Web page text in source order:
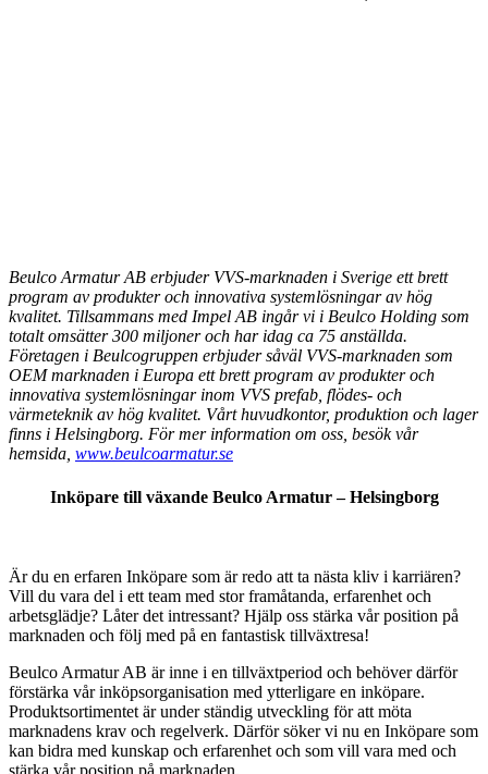
Beulco Armatur AB erbjuder VVS-marknaden i Sverige ett brett
program av produkter och innovativa systemlösningar av hög
kvalitet. Tillsammans med Impel AB ingår vi i Beulco Holding som
totalt omsätter 300 miljoner och har idag ca 75 anställda.
Företagen i Beulcogruppen erbjuder såväl VVS-marknaden som
OEM marknaden i Europa ett brett program av produkter och
innovativa systemlösningar inom VVS prefab, flödes- och
värmeteknik av hög kvalitet. Vårt huvudkontor, produktion och lager
finns i Helsingborg. För mer information om oss, besök vår
hemsida, www.beulcoarmatur.se
Inköpare till växande Beulco Armatur – Helsingborg
Är du en erfaren Inköpare som är redo att ta nästa kliv i karriären?
Vill du vara del i ett team med stor framåtanda, erfarenhet och
arbetsglädje? Låter det intressant? Hjälp oss stärka vår position på
marknaden och följ med på en fantastisk tillväxtresa!
Beulco Armatur AB är inne i en tillväxtperiod och behöver därför
förstärka vår inköpsorganisation med ytterligare en inköpare.
Produktsortimentet är under ständig utveckling för att möta
marknadens krav och regelverk. Därför söker vi nu en Inköpare som
kan bidra med kunskap och erfarenhet och som vill vara med och
stärka vår position på marknaden.